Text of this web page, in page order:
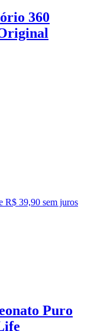
360
R$ 39,90 sem juros
Puro